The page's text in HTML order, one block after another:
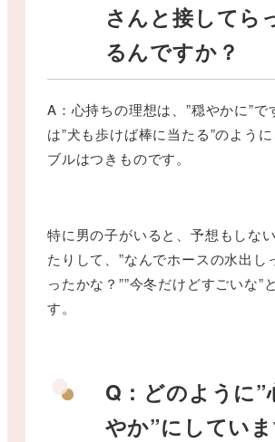
さんと接してら
るんですか？
A：心持ちの理想は、”穏やかに”で
は”犬も歩けば棒に当たる”のよう
ブルはつきものです。
特に男の子がいると、予想もしな
たりして、”なんでホースの水出し
ったかな？””今冬だけどすごいな”
す。
Q：どのように”
やか”にしてい